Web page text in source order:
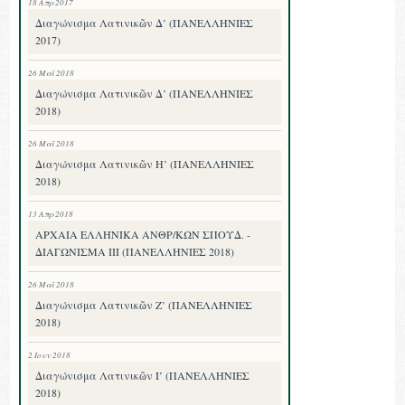
Διαγώνισμα Λατινικῶν Δ’ (ΠΑΝΕΛΛΗΝΙΕΣ
2017)
26 Μαΐ 2018
Διαγώνισμα Λατινικῶν Δ’ (ΠΑΝΕΛΛΗΝΙΕΣ
2018)
26 Μαΐ 2018
Διαγώνισμα Λατινικῶν Η’ (ΠΑΝΕΛΛΗΝΙΕΣ
2018)
13 Απρ 2018
ΑΡΧΑΙΑ ΕΛΛΗΝΙΚΑ ΑΝΘΡ/ΚΩΝ ΣΠΟΥΔ. -
ΔΙΑΓΩΝΙΣΜΑ III (ΠΑΝΕΛΛΗΝΙΕΣ 2018)
26 Μαΐ 2018
Διαγώνισμα Λατινικῶν Ζ’ (ΠΑΝΕΛΛΗΝΙΕΣ
2018)
2 Ιουν 2018
Διαγώνισμα Λατινικῶν Ι’ (ΠΑΝΕΛΛΗΝΙΕΣ
2018)